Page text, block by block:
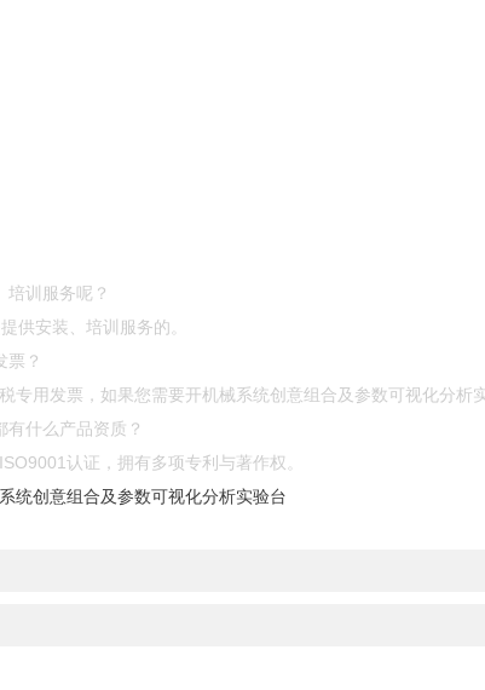
训服务呢？
供安装、培训服务的。
票？
用发票，如果您需要开机械系统创意组合及参数可视化分析
什么产品资质？
认证，拥有多项专利与著作权。
统创意组合及参数可视化分析实验台